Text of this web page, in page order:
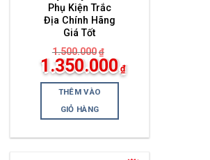
Phụ Kiện Trắc
Địa Chính Hãng
Giá Tốt
1.500.000 ₫
Giá
gốc
là:
1.500.000₫.
1.350.000 ₫
Giá
hiện
tại
là:
1.350.000₫.
THÊM VÀO
GIỎ HÀNG